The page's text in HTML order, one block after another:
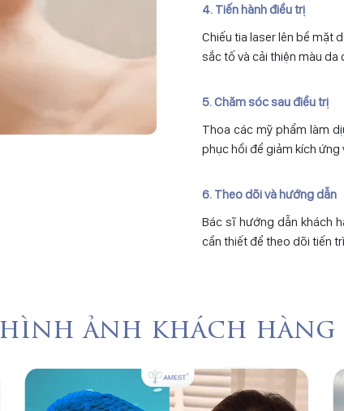
4. Tiến hành điều trị
Chiếu tia laser lên bề mặt
sắc tố và cải thiện màu da
5. Chăm sóc sau điều trị
Thoa các mỹ phẩm làm
phục hồi để giảm kích
6. Theo dõi và hướng dẫn
Bác sĩ hướng dẫn khách
cần thiết để theo dõi tiến
hình ảnh khách hàng